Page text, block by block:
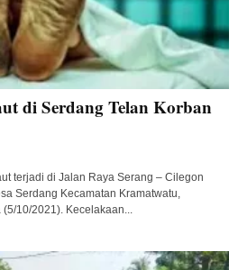
di Serdang Telan Korban
terjadi di Jalan Raya Serang – Cilegon
Serdang Kecamatan Kramatwatu,
10/2021). Kecelakaan...